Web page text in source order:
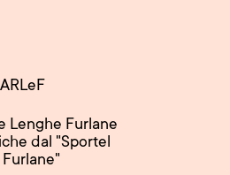
Lenghe Furlane
dal "Sportel